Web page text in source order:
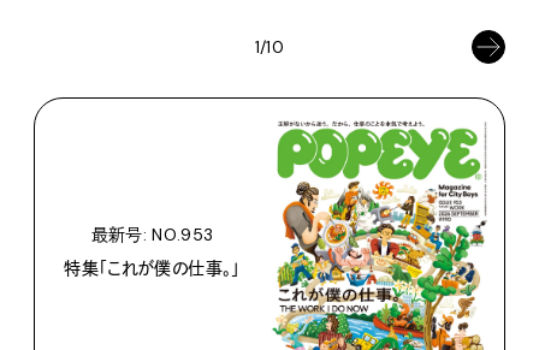
1/10
最新号: NO.953
特集「これが僕の仕事。」